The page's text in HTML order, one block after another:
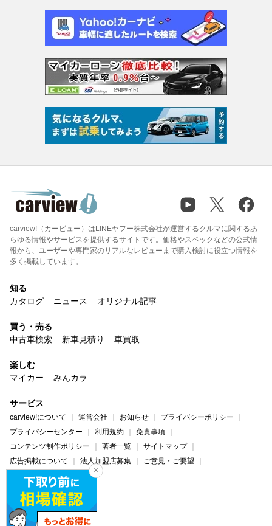
carview!（カービュー）はLINEヤフー株式会社が運営するクルマに関するあ
らゆる情報やサービスを提供するサイトです。価格やスペックなどの公式情
報から、ユーザーや専門家のリアルなレビューまで購入検討に役立つ情報を
多く掲載しています。
知る
カタログ
ニュース オリジナル記事
買う・売る
中古車検索
新車見積り 車買取
楽しむ
マイカー
みんカラ
サービス
carview!について 運営会社 お知らせ
プライバシーポリシー
プライバシーセンター
利用規約
免責事項
コンテンツ制作ポリシー
著者一覧
サイトマップ
広告掲載について
法人加盟店募集
ご意見・ご要望
ヘルプ・お問い合わせ
carview! Yahoo! JAPAN